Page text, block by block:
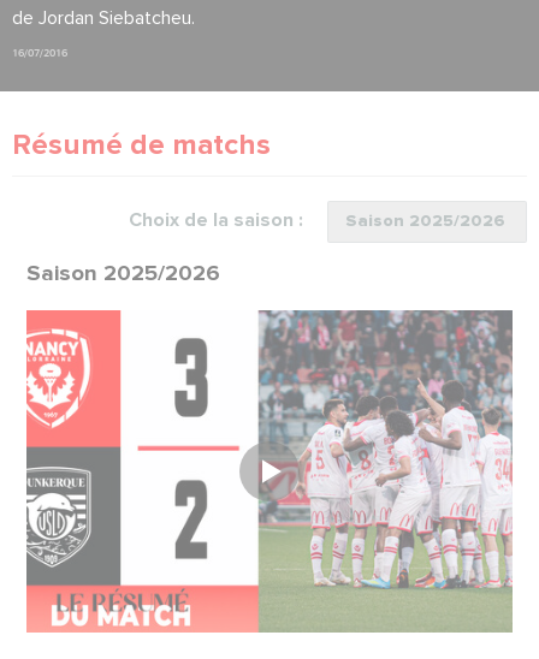
de Jordan Siebatcheu.
16/07/2016
Résumé de matchs
Choix de la saison :
Saison 2025/2026